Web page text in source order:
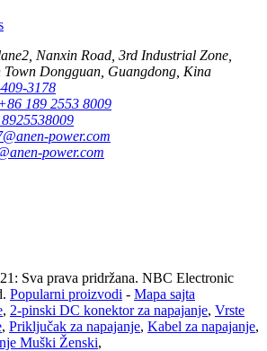
Nanxin Road, 3rd Industrial Zone,
Town Dongguan, Guangdong, Kina
3178
189 2553 8009
power.com
power.com
Sva prava pridržana. NBC Electronic
Popularni proizvodi - Mapa sajta
, 2-pinski DC konektor za napajanje, Vrste
, Priključak za napajanje, Kabel za napajanje,
Muški Ženski,